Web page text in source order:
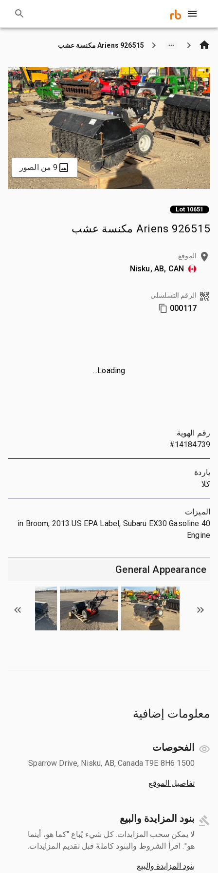
Ariens 926515 مكنسة عشب
9 من الصور
Lot 10651
Ariens 926515 مكنسة عشب
الموقع
Nisku, AB, CAN
الرقم التسلسلي
000117
Loading...
رقم الهوية
#14184739
ياردة
كلا
الميزات
40 in Broom, 2013 US EPA Label, Subaru EX30 Gasoline
Engine
General Appearance
معلومات إضافية
الفحوصات
1500 Sparrow Drive, Nisku, AB, Canada T9E 8H6
تفاصيل الموقع
بنود المزايدة والبيع
لا يمكن سحب المزايدات. كل شيء يُباع "كما هو، أينما
هو". اقرأ الشروط والبنود كاملةً قبل تقديم المزايدات.
بنود المزايدة والبيع